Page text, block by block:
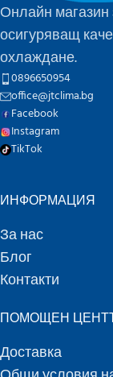
Онлайн
осигуряващ
охлаждане.
0896650954
office@jtclima.bg
Facebook
Instagram
TikTok
ИНФОРМАЦИЯ
За нас
Блог
Контакти
ПОМОЩЕН
Доставка